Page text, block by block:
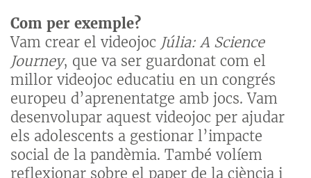
Com per exemple?
Vam crear el videojoc Júlia: A Science
Journey, que va ser guardonat com el
millor videojoc educatiu en un congrés
europeu d’aprenentatge amb jocs. Vam
desenvolupar aquest videojoc per ajudar
els adolescents a gestionar l’impacte
social de la pandèmia. També volíem
reflexionar sobre el paper de la ciència i